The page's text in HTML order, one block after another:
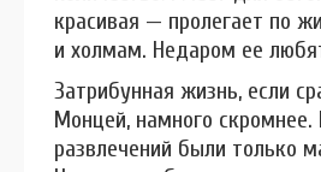
красивая — пролегает по
и холмам. Недаром ее
Затрибунная жизнь, если
Монцей, намного скромнее.
развлечений были только